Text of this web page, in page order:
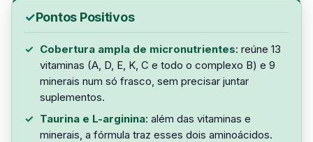
Pontos Positivos
Cobertura ampla de micronutrientes: reúne 13
vitaminas (A, D, E, K, C e todo o complexo B) e 9
minerais num só frasco, sem precisar juntar
suplementos.
Taurina e L-arginina: além das vitaminas e
minerais, a fórmula traz esses dois aminoácidos.